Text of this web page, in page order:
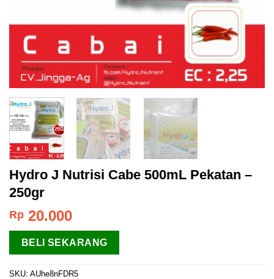
Hydro J Nutrisi Cabe 500mL Pekatan –
250gr
Rp 20.000
BELI SEKARANG
SKU: AUhe8nFDR5